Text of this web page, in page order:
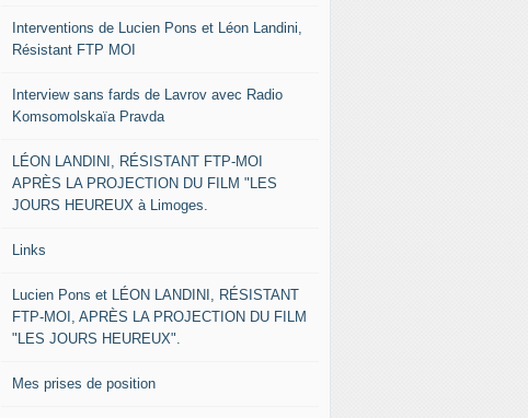
Interventions de Lucien Pons et Léon Landini,
Résistant FTP MOI
Interview sans fards de Lavrov avec Radio
Komsomolskaïa Pravda
LÉON LANDINI, RÉSISTANT FTP-MOI
APRÈS LA PROJECTION DU FILM "LES
JOURS HEUREUX à Limoges.
Links
Lucien Pons et LÉON LANDINI, RÉSISTANT
FTP-MOI, APRÈS LA PROJECTION DU FILM
"LES JOURS HEUREUX".
Mes prises de position